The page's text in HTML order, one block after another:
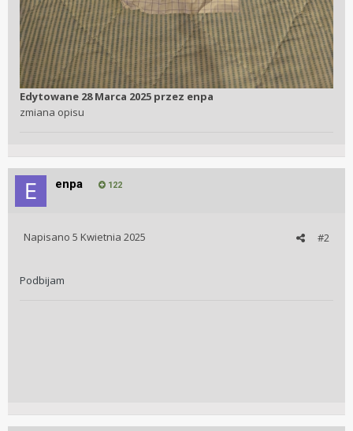
Edytowane 28 Marca 2025 przez enpa
zmiana opisu
enpa 122
#2
Napisano 5 Kwietnia 2025
Podbijam